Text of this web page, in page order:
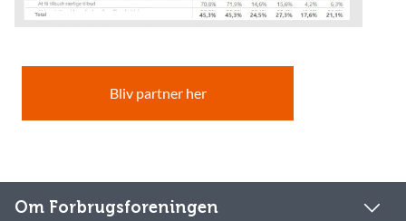
Bliv partner her
Om Forbrugsforeningen